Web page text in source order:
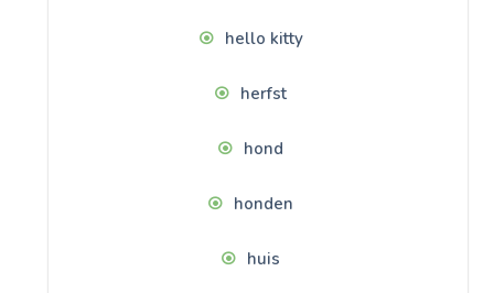
hello kitty
herfst
hond
honden
huis